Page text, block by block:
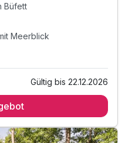
Büfett
Meerblick
Büfett
Meerblick
Gültig bis 22.12.2026